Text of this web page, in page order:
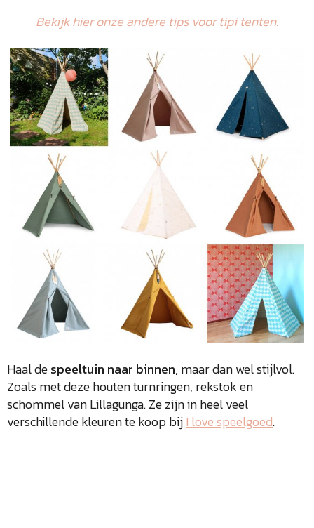
Bekijk hier onze andere tips voor tipi tenten.
Haal despeeltuin naar binnen, maar dan wel stijlvol.
Zoals met deze houten turnringen, rekstok en
schommel van Lillagunga. Ze zijn in heel veel
verschillende kleuren te koop bijI love speelgoed.